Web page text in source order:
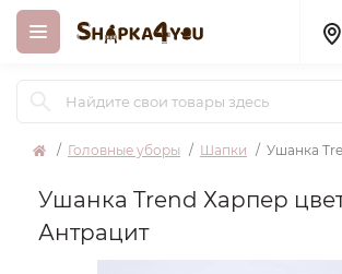
Головные уборы Шапки Ушанка
Ушанка Trend Харпер
Антрацит